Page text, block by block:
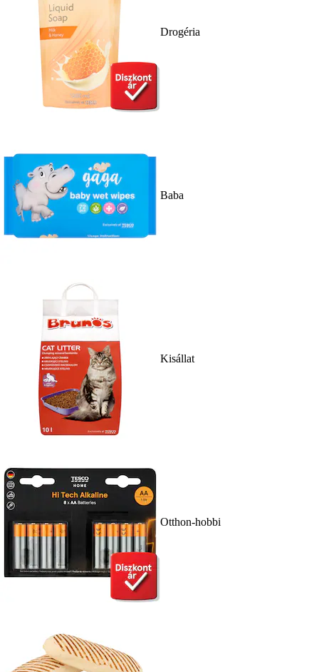
Drogéria
Baba
Kisállat
Otthon-hobbi